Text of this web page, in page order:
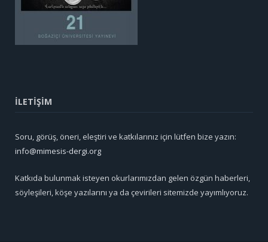
İLETİŞİM
Soru, görüş, öneri, eleştiri ve katkılarınız için lütfen bize yazın:
info@mimesis-dergi.org
Katkıda bulunmak isteyen okurlarımızdan gelen özgün haberleri,
söyleşileri, köşe yazılarını ya da çevirileri sitemizde yayımlıyoruz.